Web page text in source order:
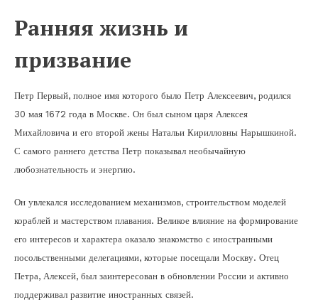
Ранняя жизнь и
призвание
Петр Первый, полное имя которого было Петр Алексеевич, родился
30 мая 1672 года в Москве. Он был сыном царя Алексея
Михайловича и его второй жены Натальи Кирилловны Нарышкиной.
С самого раннего детства Петр показывал необычайную
любознательность и энергию.
Он увлекался исследованием механизмов, строительством моделей
кораблей и мастерством плавания. Великое влияние на формирование
его интересов и характера оказало знакомство с иностранными
посольственными делегациями, которые посещали Москву. Отец
Петра, Алексей, был заинтересован в обновлении России и активно
поддерживал развитие иностранных связей.